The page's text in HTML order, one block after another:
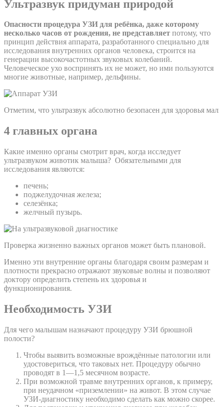
Ультразвук придуман природой
Опасности процедура УЗИ для ребёнка, даже которому
несколько часов от рождения, не представляет потому, что
принцип действия аппарата, разработанного специально для
исследования внутренних органов человека, строится на
генерации высокочастотных звуковых колебаний.
Человеческое ухо воспринять их не может, но ими пользуются
многие животные, например, дельфины.
Отметим, что ультразвук абсолютно безопасен для здоровья
4 главных органа
Какие именно органы смотрит врач, когда исследует
ультразвуком животик малыша? Обязательными для
исследования являются:
печень;
поджелудочная железа;
селезёнка;
желчный пузырь.
Проверка жизненно важных органов может быть плановой.
Именно эти внутренние органы благодаря своим размерам и
плотности прекрасно отражают звуковые волны и позволяют
доктору определить степень их здоровья и
функционирования.
Необходимость УЗИ
Для чего малышам назначают процедуру УЗИ брюшной
полости?
Чтобы выявить возможные врождённые патологии или
удостовериться, что таковых нет. Процедуру обычно
проводят в 1—1,5 месячном возрасте.
При возможной травме внутренних органов, к примеру,
при неудачном «приземлении» на живот. В этом случае
УЗИ-диагностику необходимо сделать как можно скорее.